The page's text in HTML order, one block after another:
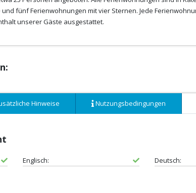
fünf Ferienwohnungen mit vier Sternen. Jede
unserer Gäste ausgestattet.
Hinweise Nutzungsbedingungen
Englisch: Deutsch: